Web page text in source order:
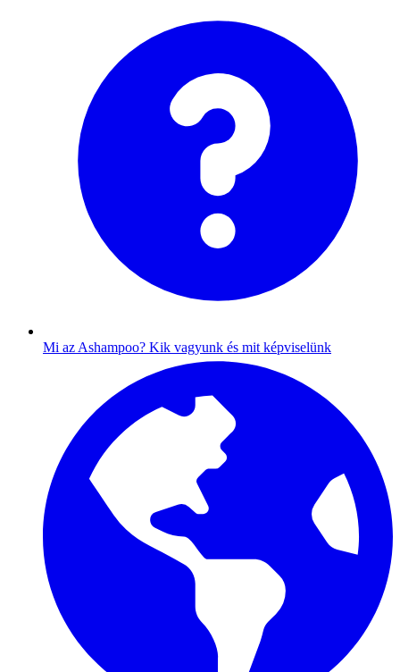
Mi az Ashampoo? Kik vagyunk és mit képviselünk